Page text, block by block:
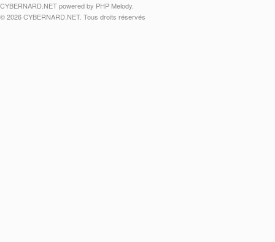
CYBERNARD.NET powered by PHP Melody.
© 2026 CYBERNARD.NET. Tous droits réservés